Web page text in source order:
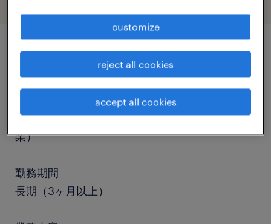
仕分け・ピッキング・梱包、その他（倉庫・軽作
業）
勤務期間
長期（3ヶ月以上）
customize
reject all cookies
accept all cookies